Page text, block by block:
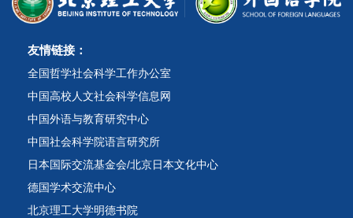
友情链接：
全国哲学社会科学工作办公室
中国高校人文社会科学信息网
中国外语与教育研究中心
中国社会科学院语言研究所
日本国际交流基金会/北京日本文化中心
德国学术交流中心
北京理工大学明德书院